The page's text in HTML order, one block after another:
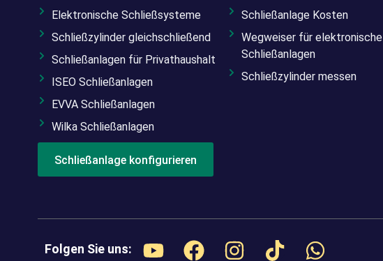
Elektronische Schließsysteme
Schließzylinder gleichschließend
Schließanlagen für Privathaushalt
ISEO Schließanlagen
EVVA Schließanlagen
Wilka Schließanlagen
Schließanlage konfigurieren
Schließanlage Kosten
Wegweiser für elektronische
Schließanlagen
Schließzylinder messen
Folgen Sie uns: